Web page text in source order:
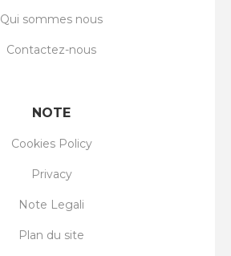
Qui sommes nous
Contactez-nous
NOTE
Cookies Policy
Privacy
Note Legali
Plan du site